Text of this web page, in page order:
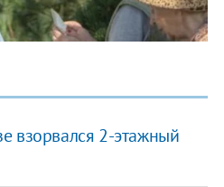
взорвался 2-этажный